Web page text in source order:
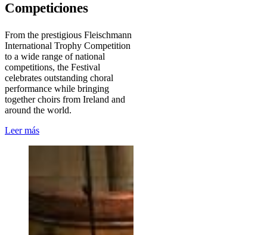
Competiciones
From the prestigious Fleischmann
International Trophy Competition
to a wide range of national
competitions, the Festival
celebrates outstanding choral
performance while bringing
together choirs from Ireland and
around the world.
Leer más